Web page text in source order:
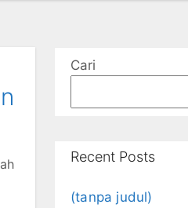
Cari
Recent Posts
(tanpa judul)